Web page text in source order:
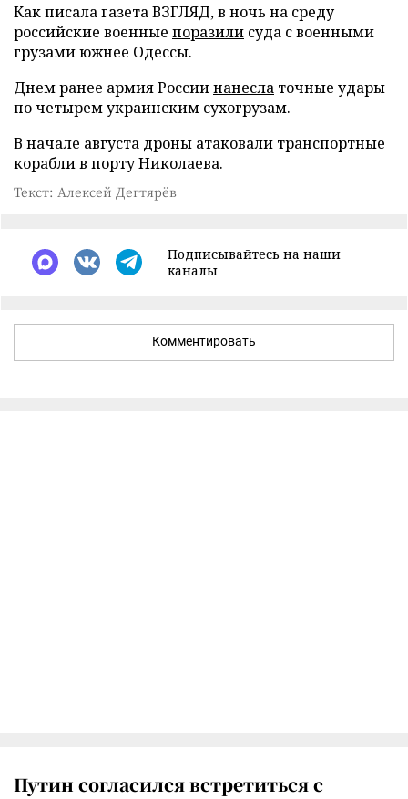
Как писала газета ВЗГЛЯД, в ночь на среду
российские военные поразили суда с военными
грузами южнее Одессы.
Днем ранее армия Россиинанесла точные удары
по четырем украинским сухогрузам.
В начале августа дроны атаковали транспортные
корабли в порту Николаева.
Текст: Алексей Дегтярёв
Подписывайтесь на наши
каналы
Комментировать
Путин согласился встретиться с